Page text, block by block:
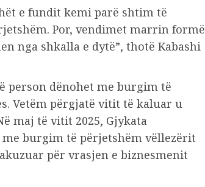
e fundit kemi parë shtim të
Por, vendimet marrin formë
nga shkalla e dytë”, thotë Kabashi
person dënohet me burgim të
Vetëm përgjatë vitit të kaluar u
maj të vitit 2025, Gjykata
burgim të përjetshëm vëllezërit
për vrasjen e biznesmenit